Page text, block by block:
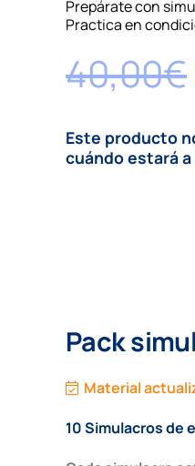
Prepárate con
Practica en
40,00€
Este producto
cuándo estará
Pack
Material
10 Simulacros de